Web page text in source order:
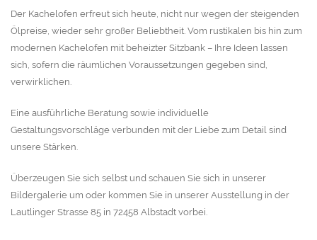
Der Kachelofen erfreut sich heute, nicht nur wegen der steigenden
Ölpreise, wieder sehr großer Beliebtheit. Vom rustikalen bis hin zum
modernen Kachelofen mit beheizter Sitzbank – Ihre Ideen lassen
sich, sofern die räumlichen Voraussetzungen gegeben sind,
verwirklichen.
Eine ausführliche Beratung sowie individuelle
Gestaltungsvorschläge verbunden mit der Liebe zum Detail sind
unsere Stärken.
Überzeugen Sie sich selbst und schauen Sie sich in unserer
Bildergalerie um oder kommen Sie in unserer Ausstellung in der
Lautlinger Strasse 85 in 72458 Albstadt vorbei.